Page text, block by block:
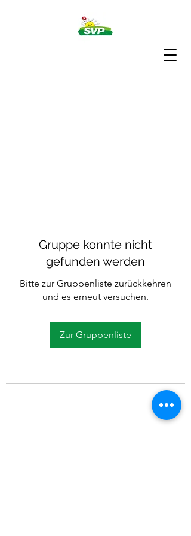
Gruppe konnte nicht
gefunden werden
Bitte zur Gruppenliste zurückkehren
und es erneut versuchen.
Zur Gruppenliste